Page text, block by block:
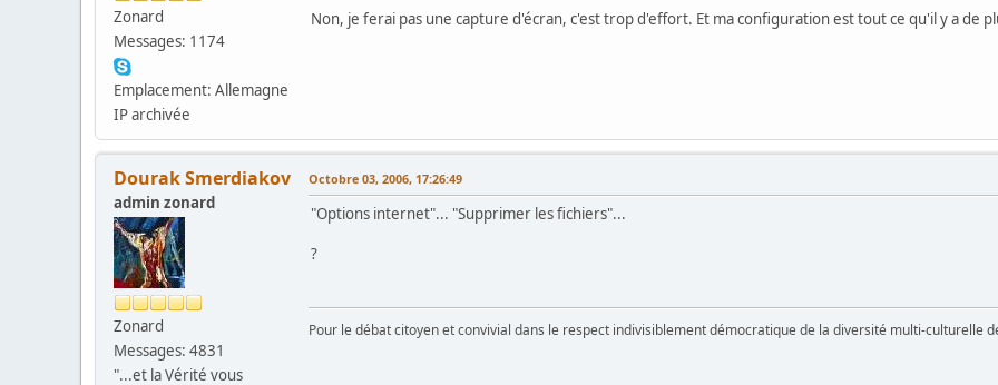
Zonard
Messages: 1174
Emplacement: Allemagne
IP archivée
Non, je ferai pas une capture d'écran, c'est trop d'effort. Et ma configuration est tout ce qu'il y a de
Dourak Smerdiakov
admin zonard
Zonard
Messages: 4831
"...et la Vérité vous
Octobre 03, 2006, 17:26:49
"Options internet"... "Supprimer les fichiers"...
?
Pour le débat citoyen et convivial dans le respect indivisiblement démocratique de la diversité multi-culturelle